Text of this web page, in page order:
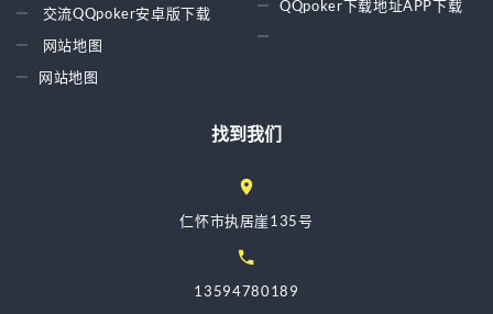
交流QQpoker安卓版下载
网站地图
网站地图
QQpoker下载地址APP下载
找到我们
仁怀市执居崖135号
13594780189